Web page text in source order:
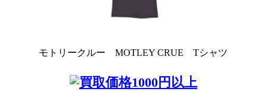
モトリークルー MOTLEY CRUE Tシャツ